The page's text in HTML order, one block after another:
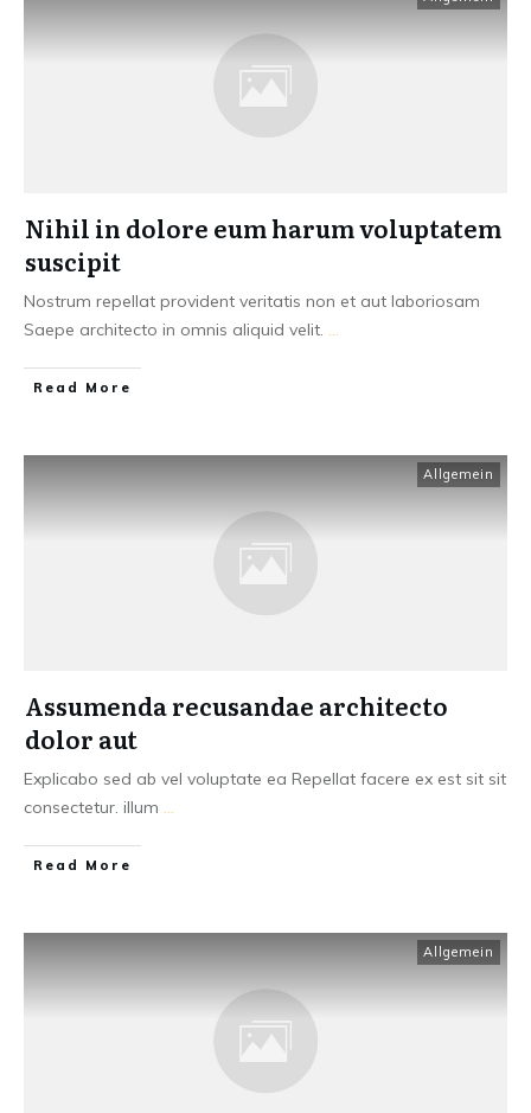
Nihil in dolore eum harum voluptatem
suscipit
Nostrum repellat provident veritatis non et aut laboriosam
Saepe architecto in omnis aliquid velit. ...
Read More
Allgemein
Assumenda recusandae architecto
dolor aut
Explicabo sed ab vel voluptate ea Repellat facere ex est sit sit
consectetur. illum ...
Read More
Allgemein